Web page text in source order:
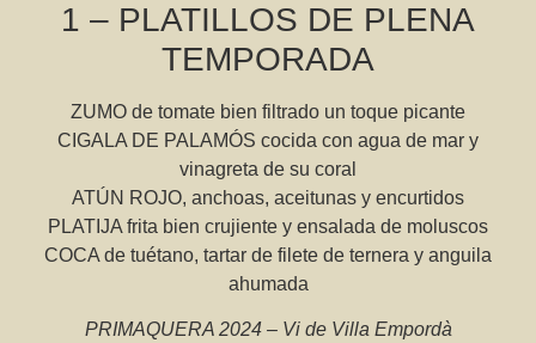
1 – PLATILLOS DE PLENA
TEMPORADA
ZUMO de tomate bien filtrado un toque picante
CIGALA DE PALAMÓS cocida con agua de mar y
vinagreta de su coral
ATÚN ROJO, anchoas, aceitunas y encurtidos
PLATIJA frita bien crujiente y ensalada de moluscos
COCA de tuétano, tartar de filete de ternera y anguila
ahumada
PRIMAQUERA 2024 – Vi de Villa Empordà